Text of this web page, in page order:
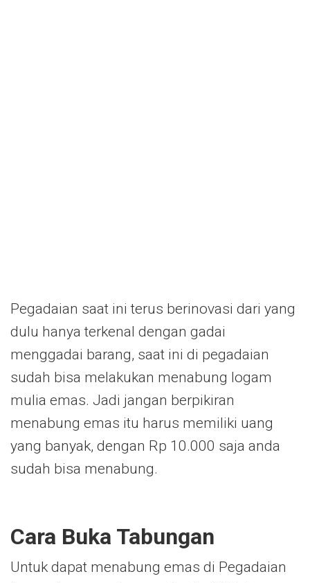
Pegadaian saat ini terus berinovasi dari yang
dulu hanya terkenal dengan gadai
menggadai barang, saat ini di pegadaian
sudah bisa melakukan menabung logam
mulia emas. Jadi jangan berpikiran
menabung emas itu harus memiliki uang
yang banyak, dengan Rp 10.000 saja anda
sudah bisa menabung.
Cara Buka Tabungan
Untuk dapat menabung emas di Pegadaian